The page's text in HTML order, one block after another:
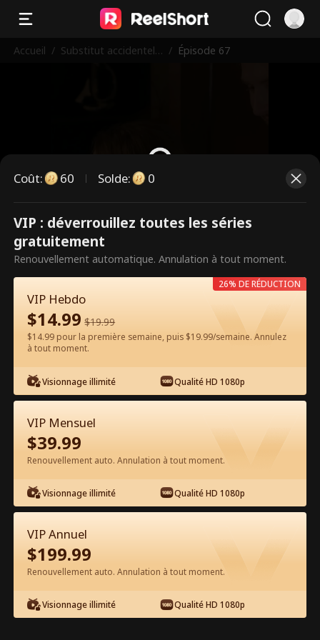
Accueil / Substitut accidentel
/ Épisode 67
Ce sont des épisodes payants.
Débloquez pour regarder.
Regarder gratuitement sur l'App
Épisode 67 - Substitut accidentel
pour Alpha Film complet
1-50 51-76 Tous les épisodes
Coût: 60 Solde: 0
VIP : déverrouillez toutes les séries
gratuitement
Renouvellement automatique. Annulation à tout moment.
VIP Hebdo
$14.99 $19.99
$14.99 pour la première semaine, puis $19.99/semaine. Annulez
à tout moment.
Visionnage illimité Qualité HD 1080p
26% DE RÉDUCTION
VIP Mensuel
$39.99
Renouvellement auto. Annulation à tout moment.
Visionnage illimité Qualité HD 1080p
VIP Annuel
$199.99
Renouvellement auto. Annulation à tout moment.
Visionnage illimité Qualité HD 1080p